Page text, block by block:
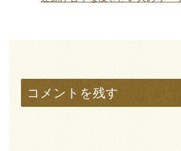
コメントを残す